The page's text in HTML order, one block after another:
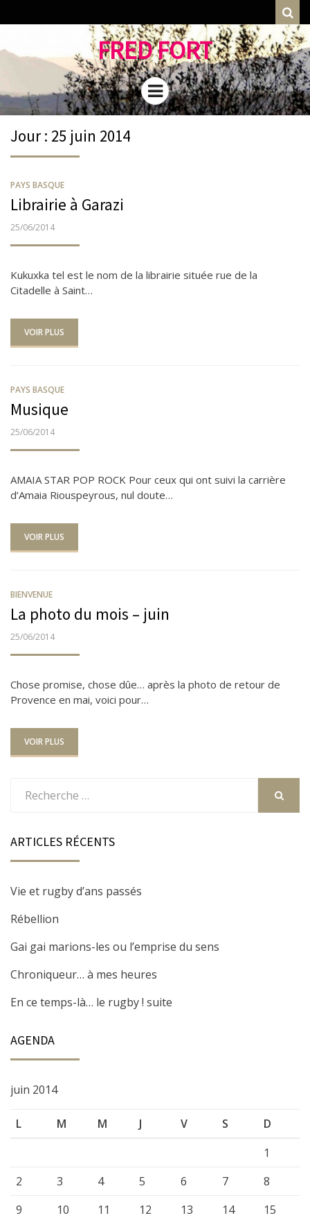
FRED FORT
Menu
Jour : 25 juin 2014
PAYS BASQUE
Librairie à Garazi
PUBLIÉ
25/06/2014
Kukuxka tel est le nom de la librairie située rue de la
Citadelle à Saint…
VOIR PLUS
PAYS BASQUE
Musique
PUBLIÉ
25/06/2014
AMAIA STAR POP ROCK Pour ceux qui ont suivi la carrière
d’Amaia Riouspeyrous, nul doute…
VOIR PLUS
BIENVENUE
La photo du mois – juin
PUBLIÉ
25/06/2014
Chose promise, chose dûe… après la photo de retour de
Provence en mai, voici pour…
VOIR PLUS
ARTICLES RÉCENTS
Vie et rugby d’ans passés
Rébellion
Gai gai marions-les ou l’emprise du sens
Chroniqueur… à mes heures
En ce temps-là… le rugby ! suite
AGENDA
juin 2014
L M M J V S
D
1
2
3 4 5 6 7
8
9
10 11 12 13 14
15